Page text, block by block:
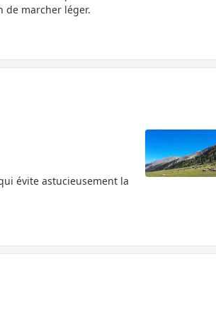
de marcher léger.
évite astucieusement la